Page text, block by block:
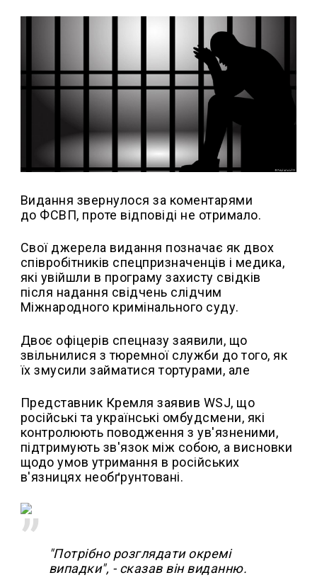
Видання звернулося за коментарями
до ФСВП, проте відповіді не отримало.
Свої джерела видання позначає як двох
співробітників спецпризначенців і медика,
які увійшли в програму захисту свідків
після надання свідчень слідчим
Міжнародного кримінального суду.
Двоє офіцерів спецназу заявили, що
звільнилися з тюремної служби до того, як
їх змусили займатися тортурами, але
Представник Кремля заявив WSJ, що
російські та українські омбудсмени, які
контролюють поводження з ув'язненими,
підтримують зв'язок між собою, а висновки
щодо умов утримання в російських
в'язницях необґрунтовані.
"Потрібно розглядати окремі
випадки", - сказав він виданню.